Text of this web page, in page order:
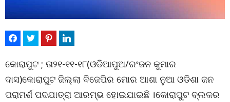
କୋରାପୁଟ ; ତା୨୧-୧୧-୧୮(ଓଡିଆପୁଅ/ରଂଜନ କୁମାର
ଦାସ)କୋରାପୁଟ ଜିଲ୍ଲା ବିଜେପିର ମୋର ଆଶା ନୁଆ ଓଡିଶା ଜନ
ପରାମର୍ଶ ପଦଯାତ୍ରା ଆରମ୍ଭ ହୋଇଯାଇଛି ।କୋରାପୁଟ ବ୍ଲକର